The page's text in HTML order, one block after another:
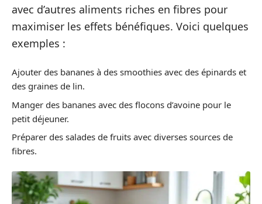
avec d’autres aliments riches en fibres pour
maximiser les effets bénéfiques. Voici quelques
exemples :
Ajouter des bananes à des smoothies avec des épinards et
des graines de lin.
Manger des bananes avec des flocons d’avoine pour le
petit déjeuner.
Préparer des salades de fruits avec diverses sources de
fibres.